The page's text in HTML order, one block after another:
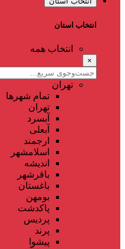
انتخاب استان
انتخاب همه
×
تهران
تمام شهر‌ها
تهران
آبسرد
آبعلی
ارجمند
اسلامشهر
اندیشه
باقرشهر
باغستان
بومهن
پاکدشت
پردیس
پرند
پیشوا